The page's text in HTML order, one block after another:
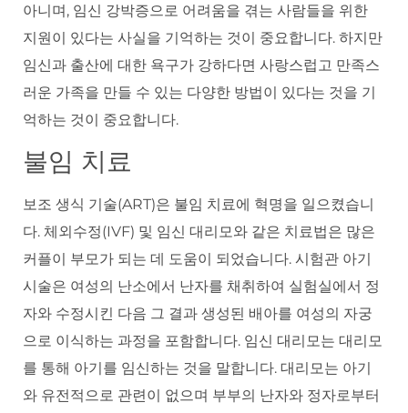
아니며, 임신 강박증으로 어려움을 겪는 사람들을 위한
지원이 있다는 사실을 기억하는 것이 중요합니다. 하지만
임신과 출산에 대한 욕구가 강하다면 사랑스럽고 만족스
러운 가족을 만들 수 있는 다양한 방법이 있다는 것을 기
억하는 것이 중요합니다.
불임 치료
보조 생식 기술(ART)은 불임 치료에 혁명을 일으켰습니
다. 체외수정(IVF) 및 임신 대리모와 같은 치료법은 많은
커플이 부모가 되는 데 도움이 되었습니다. 시험관 아기
시술은 여성의 난소에서 난자를 채취하여 실험실에서 정
자와 수정시킨 다음 그 결과 생성된 배아를 여성의 자궁
으로 이식하는 과정을 포함합니다. 임신 대리모는 대리모
를 통해 아기를 임신하는 것을 말합니다. 대리모는 아기
와 유전적으로 관련이 없으며 부부의 난자와 정자로부터